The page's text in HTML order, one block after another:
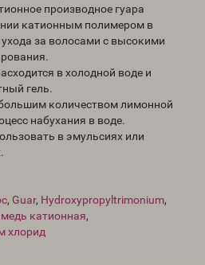
производное гуара
катионным полимером в
за волосами с высокими
в холодной воде и
гель.
количеством лимонной
набухания в воде.
в эмульсиях или
, Guar, Hydroxypropyltrimonium,
катионная,
хлорид